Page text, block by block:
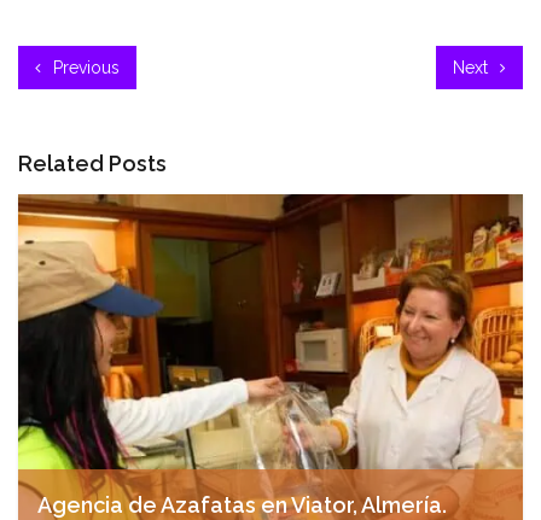
Previous Next
Related Posts
Agencia de Azafatas en Viator, Almería.